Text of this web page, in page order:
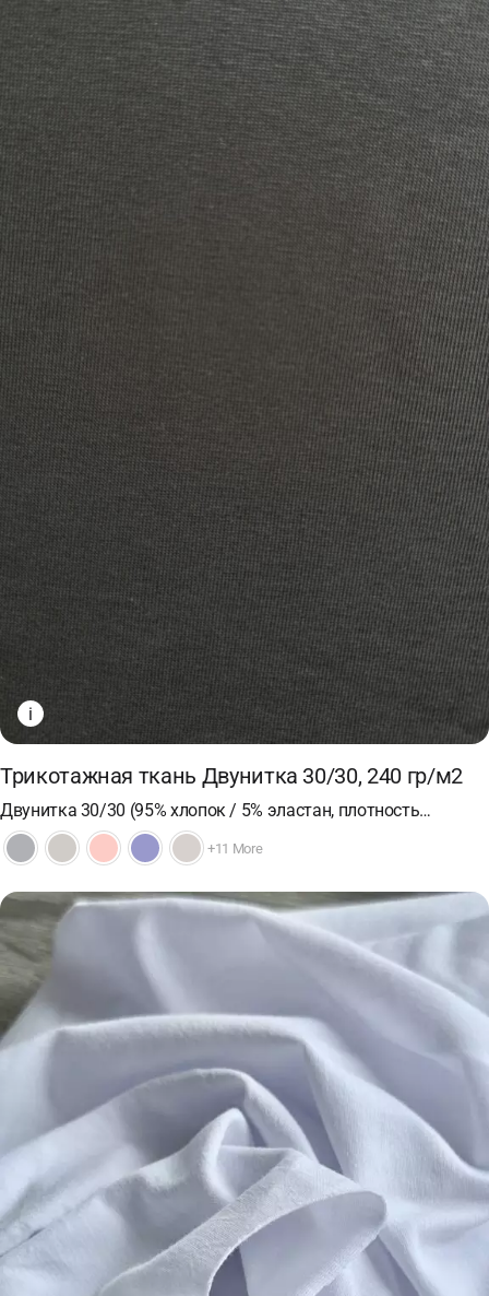
i
Трикотажная ткань Двунитка 30/30, 240 гр/м2
Двунитка 30/30 (95% хлопок / 5% эластан, плотность…
+11 More